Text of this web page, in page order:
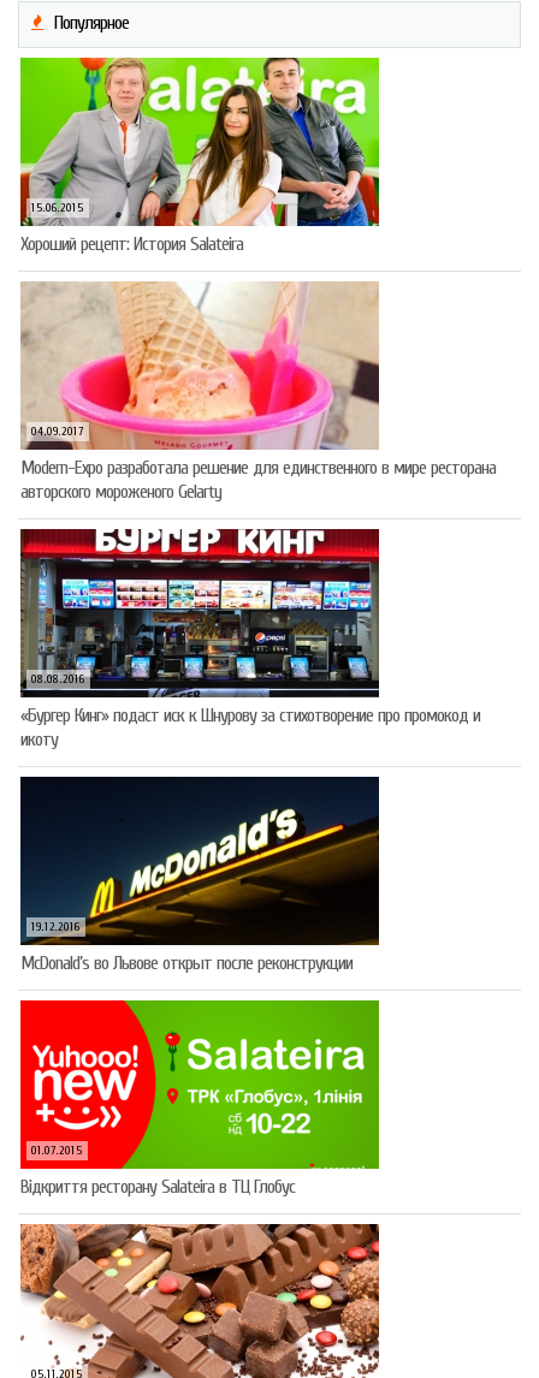
Популярное
15.06.2015
Хороший рецепт: История Salateira
04.09.2017
Modern-Expo разработала решение для единственного в мире ресторана
авторского мороженого Gelarty
08.08.2016
«Бургер Кинг» подаст иск к Шнурову за стихотворение про промокод и
икоту
19.12.2016
McDonald’s во Львове открыт после реконструкции
01.07.2015
Відкриття ресторану Salateirа в ТЦ Глобус
05.11.2015